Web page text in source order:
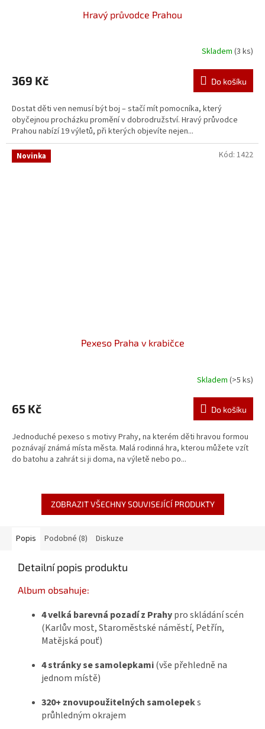
Hravý průvodce Prahou
Skladem (3 ks)
369 Kč Do košíku
Dostat děti ven nemusí být boj – stačí mít pomocníka, který
obyčejnou procházku promění v dobrodružství. Hravý průvodce
Prahou nabízí 19 výletů, při kterých objevíte nejen...
Novinka
Pexeso Praha v krabičce
Skladem (>5 ks)
65 Kč Do košíku
Jednoduché pexeso s motivy Prahy, na kterém děti hravou formou
poznávají známá místa města. Malá rodinná hra, kterou můžete vzít
do batohu a zahrát si ji doma, na výletě nebo po...
Kód: 1422
ZOBRAZIT VŠECHNY SOUVISEJÍCÍ PRODUKTY
Popis Podobné (8) Diskuze
Detailní popis produktu
Album obsahuje:
4 velká barevná pozadí z Prahypro skládání scén
(Karlův most, Staroměstské náměstí, Petřín,
Matějská pouť)
4 stránky se samolepkami(vše přehledně na
jednom místě)
320+ znovupoužitelných samolepeks
průhledným okrajem